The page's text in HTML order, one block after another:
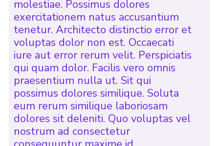
molestiae. Possimus dolores
exercitationem natus accusantium
tenetur. Architecto distinctio error et
voluptas dolor non est. Occaecati
iure aut error rerum velit. Perspiciatis
qui quam dolor. Facilis vero omnis
praesentium nulla ut. Sit qui
possimus dolores similique. Soluta
eum rerum similique laboriosam
dolores sit deleniti. Quo voluptas vel
nostrum ad consectetur